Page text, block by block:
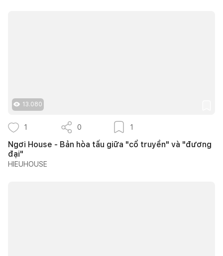
13.080
1 0 1
Ngơi House - Bản hòa tấu giữa "cổ truyền" và "đương
đại"
HIEUHOUSE